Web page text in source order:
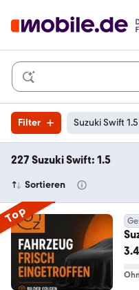
Filter Suzuki Swift 1.5
227 Suzuki Swift: 1.5
Sortieren
Top